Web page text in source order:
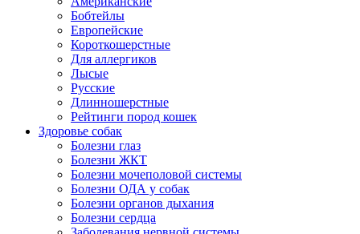
Бобтейлы
Европейские
Короткошерстные
Для аллергиков
Лысые
Русские
Длинношерстные
Рейтинги пород кошек
Здоровье собак
Болезни глаз
Болезни ЖКТ
Болезни мочеполовой системы
Болезни ОДА у собак
Болезни органов дыхания
Болезни сердца